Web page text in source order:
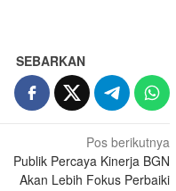
SEBARKAN
Pos berikutnya
Publik Percaya Kinerja BGN
Akan Lebih Fokus Perbaiki